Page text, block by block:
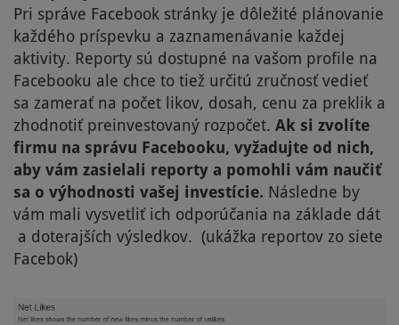
Pri správe Facebook stránky je dôležité plánovanie
každého príspevku a zaznamenávanie každej
aktivity. Reporty sú dostupné na vašom profile na
Facebooku ale chce to tiež určitú zručnosť vedieť
sa zamerať na počet likov, dosah, cenu za preklik a
zhodnotiť preinvestovaný rozpočet. Ak si zvolíte
firmu na správu Facebooku, vyžadujte od nich,
aby vám zasielali reporty a pomohli vám naučiť
sa o výhodnosti vašej investície. Následne by
vám mali vysvetliť ich odporúčania na základe dát
a doterajších výsledkov. (ukážka reportov zo siete
Facebok)